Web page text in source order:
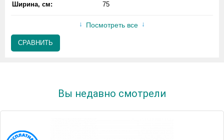
Ширина, см:
75
Посмотреть все
СРАВНИТЬ
Вы недавно смотрели